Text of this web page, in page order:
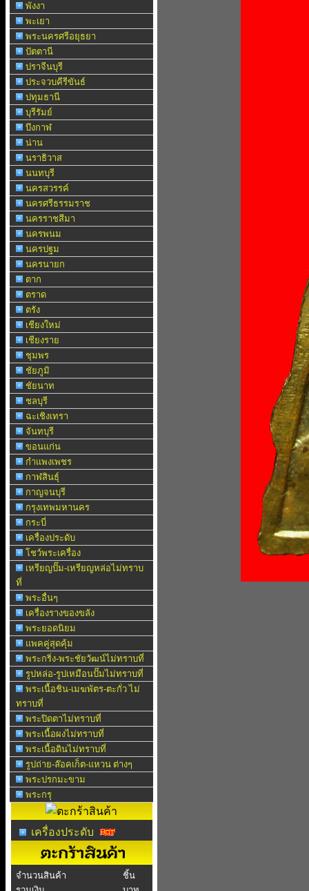
พังงา
พะเยา
พระนครศรีอยุธยา
ปัตตานี
ปราจีนบุรี
ประจวบคีรีขันธ์
ปทุมธานี
บุรีรัมย์
บึงกาฬ
น่าน
นราธิวาส
นนทบุรี
นครสวรรค์
นครศรีธรรมราช
นครราชสีมา
นครพนม
นครปฐม
นครนายก
ตาก
ตราด
ตรัง
เชียงใหม่
เชียงราย
ชุมพร
ชัยภูมิ
ชัยนาท
ชลบุรี
ฉะเชิงเทรา
จันทบุรี
ขอนแก่น
กำแพงเพชร
กาฬสินธุ์
กาญจนบุรี
กรุงเทพมหานคร
กระบี่
เครื่องประดับ
โชว์พระเครื่อง
เหรียญปั๊ม-เหรียญหล่อไม่ทราบ
ที่
พระอื่นๆ
เครื่องรางของขลัง
พระยอดนิยม
แพคคู่สุดคุ้ม
พระกริ่ง-พระชัยวัฒน์ไม่ทราบที่
รูปหล่อ-รูปเหมือนปั๊มไม่ทราบที่
พระเนื้อชิน-เมฆพัตร-ตะกั่ว ไม่
ทราบที่
พระปิดตาไม่ทราบที่
พระเนื้อผงไม่ทราบที่
พระเนื้อดินไม่ทราบที่
รูปถ่าย-ล๊อคเก็ต-แหวน ต่างๆ
พระปรกมะขาม
พระกรุ
เครื่องประดับ
จำนวนสินค้า
ชิ้น